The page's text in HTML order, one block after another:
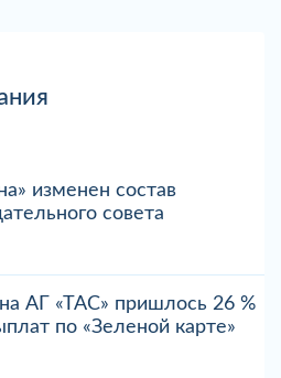
изменен состав
совета
АГ «ТАС» пришлось 26 %
по «Зеленой карте»